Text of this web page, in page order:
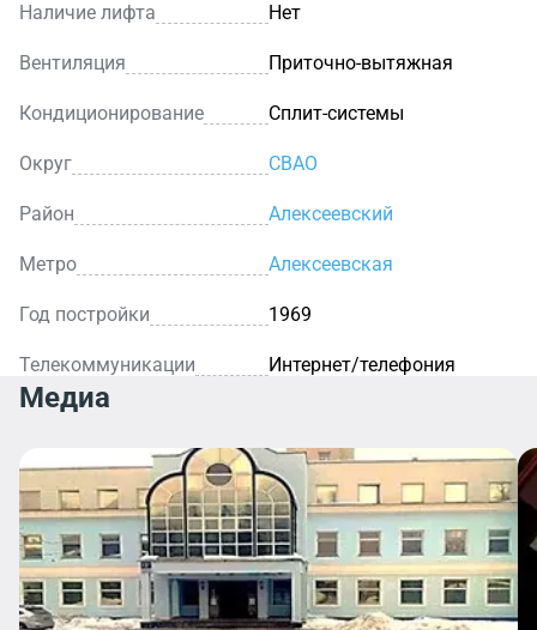
Наличие лифта Нет
Вентиляция Приточно-вытяжная
Кондиционирование Сплит-системы
Округ СВАО
Район Алексеевский
Метро Алексеевская
Год постройки 1969
Телекоммуникации Интернет/телефония
Медиа